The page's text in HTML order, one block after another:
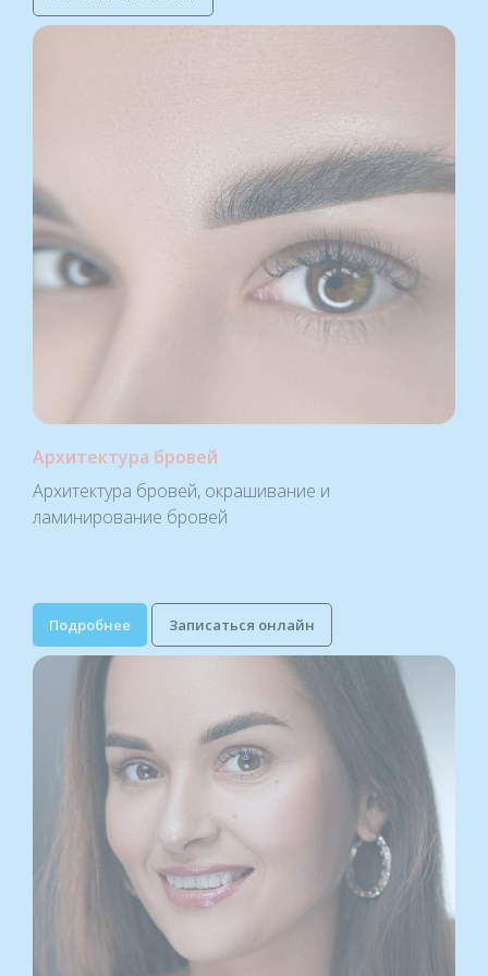
Архитектура бровей
Архитектура бровей, окрашивание и
ламинирование бровей
Подробнее Записаться онлайн